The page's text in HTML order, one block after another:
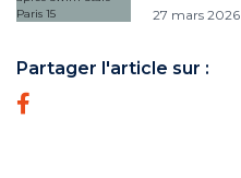
27 mars 2026
Partager l'article sur :